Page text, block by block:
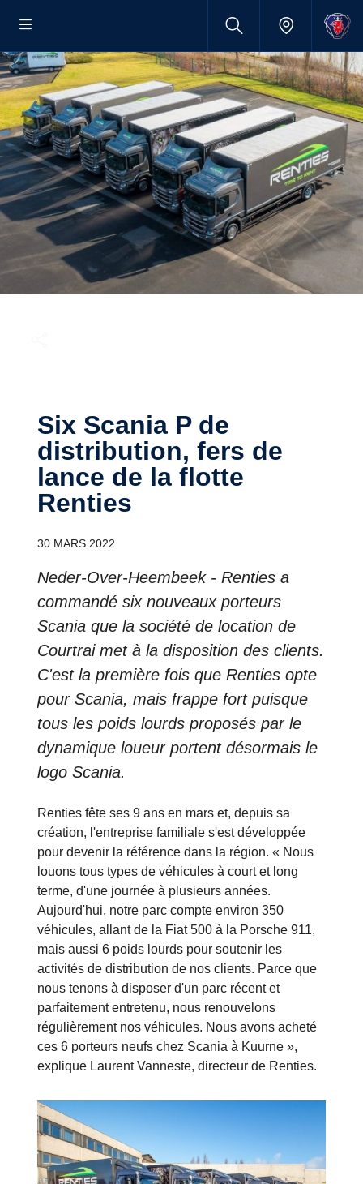
Six Scania P de
distribution, fers de
lance de la flotte
Renties
30 MARS 2022
Neder-Over-Heembeek - Renties a
commandé six nouveaux porteurs
Scania que la société de location de
Courtrai met à la disposition des clients.
C'est la première fois que Renties opte
pour Scania, mais frappe fort puisque
tous les poids lourds proposés par le
dynamique loueur portent désormais le
logo Scania.
Renties fête ses 9 ans en mars et, depuis sa
création, l'entreprise familiale s'est développée
pour devenir la référence dans la région. « Nous
louons tous types de véhicules à court et long
terme, d'une journée à plusieurs années.
Aujourd'hui, notre parc compte environ 350
véhicules, allant de la Fiat 500 à la Porsche 911,
mais aussi 6 poids lourds pour soutenir les
activités de distribution de nos clients. Parce que
nous tenons à disposer d'un parc récent et
parfaitement entretenu, nous renouvelons
régulièrement nos véhicules. Nous avons acheté
ces 6 porteurs neufs chez Scania à Kuurne »,
explique Laurent Vanneste, directeur de Renties.